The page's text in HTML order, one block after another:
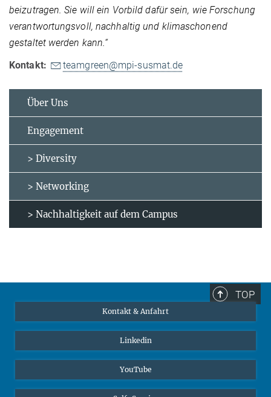
beizutragen. Sie will ein Vorbild dafür sein, wie Forschung
verantwortungsvoll, nachhaltig und klimaschonend
gestaltet werden kann.“
Kontakt:
teamgreen@mpi-susmat.de
Über Uns
Engagement
> Diversity
> Networking
> Nachhaltigkeit auf dem Campus
TOP
Kontakt & Anfahrt
Linkedin
YouTube